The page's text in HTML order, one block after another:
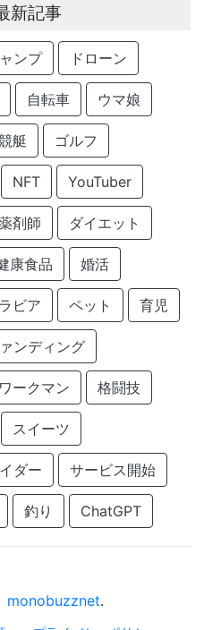
新記事
ンプ ドローン
自転車 ウマ娘
艇 ゴルフ
NFT YouTuber
剤師 ダイエット
康食品 婚活
ビア ペット 育児
ンディング
ワークマン 格闘技
スイーツ
ダー サービス開始
釣り ChatGPT
monobuzznet.